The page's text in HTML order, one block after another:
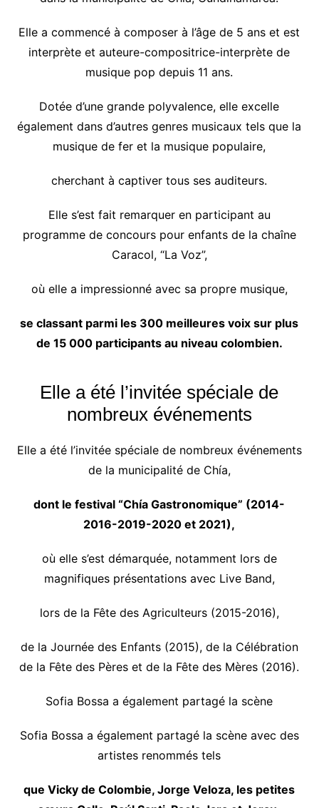
Elle a commencé à composer à l’âge de 5 ans et est
interprète et auteure-compositrice-interprète de
musique pop depuis 11 ans.
Dotée d’une grande polyvalence, elle excelle
également dans d’autres genres musicaux tels que la
musique de fer et la musique populaire,
cherchant à captiver tous ses auditeurs.
Elle s’est fait remarquer en participant au
programme de concours pour enfants de la chaîne
Caracol, “La Voz”,
où elle a impressionné avec sa propre musique,
se classant parmi les 300 meilleures voix sur plus
de 15 000 participants au niveau colombien.
Elle a été l’invitée spéciale de
nombreux événements
Elle a été l’invitée spéciale de nombreux événements
de la municipalité de Chía,
dont le festival “Chía Gastronomique” (2014-
2016-2019-2020 et 2021),
où elle s’est démarquée, notamment lors de
magnifiques présentations avec Live Band,
lors de la Fête des Agriculteurs (2015-2016),
de la Journée des Enfants (2015), de la Célébration
de la Fête des Pères et de la Fête des Mères (2016).
Sofia Bossa a également partagé la scène
Sofia Bossa a également partagé la scène avec des
artistes renommés tels
que Vicky de Colombie, Jorge Veloza, les petites